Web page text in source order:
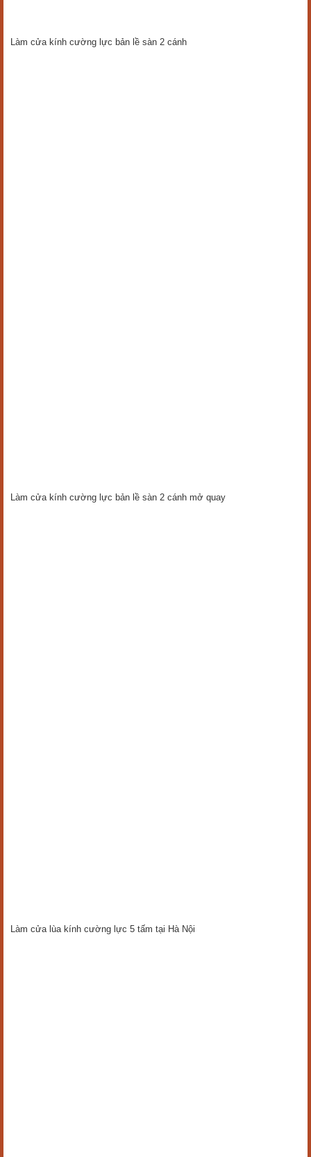
Làm cửa kính cường lực bản lề sàn 2 cánh
Làm cửa kính cường lực bản lề sàn 2 cánh mở quay
Làm cửa lùa kính cường lực 5 tấm tại Hà Nội